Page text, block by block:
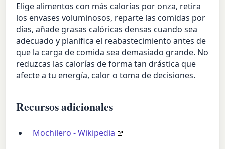
Elige alimentos con más calorías por onza, retira
los envases voluminosos, reparte las comidas por
días, añade grasas calóricas densas cuando sea
adecuado y planifica el reabastecimiento antes de
que la carga de comida sea demasiado grande. No
reduzcas las calorías de forma tan drástica que
afecte a tu energía, calor o toma de decisiones.
Recursos adicionales
Mochilero - Wikipedia